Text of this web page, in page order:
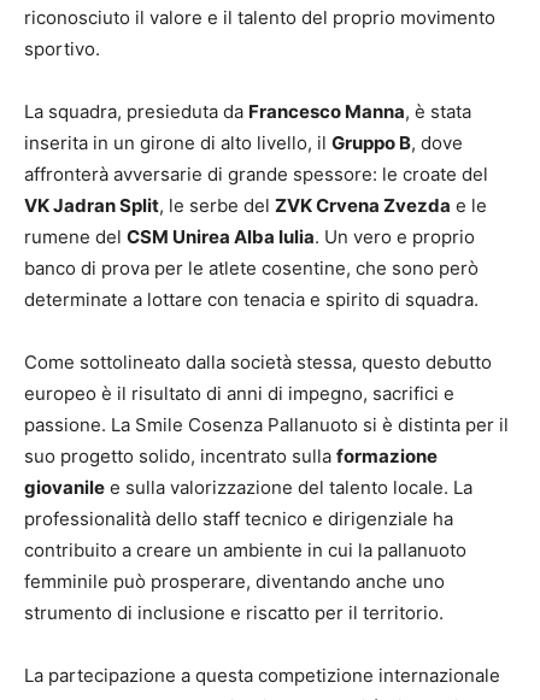
riconosciuto il valore e il talento del proprio movimento
sportivo.
La squadra, presieduta da Francesco Manna, è stata
inserita in un girone di alto livello, il Gruppo B, dove
affronterà avversarie di grande spessore: le croate del
VK Jadran Split, le serbe del ZVK Crvena Zvezda e le
rumene del CSM Unirea Alba Iulia. Un vero e proprio
banco di prova per le atlete cosentine, che sono però
determinate a lottare con tenacia e spirito di squadra.
Come sottolineato dalla società stessa, questo debutto
europeo è il risultato di anni di impegno, sacrifici e
passione. La Smile Cosenza Pallanuoto si è distinta per il
suo progetto solido, incentrato sulla formazione
giovanile e sulla valorizzazione del talento locale. La
professionalità dello staff tecnico e dirigenziale ha
contribuito a creare un ambiente in cui la pallanuoto
femminile può prosperare, diventando anche uno
strumento di inclusione e riscatto per il territorio.
La partecipazione a questa competizione internazionale